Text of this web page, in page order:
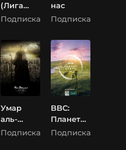
(Лига
Легенд)
Подписка
нас
Подписка
Умар
аль-
Фарук -
Подписка
BBC:
Планета
Земля III
Подписка